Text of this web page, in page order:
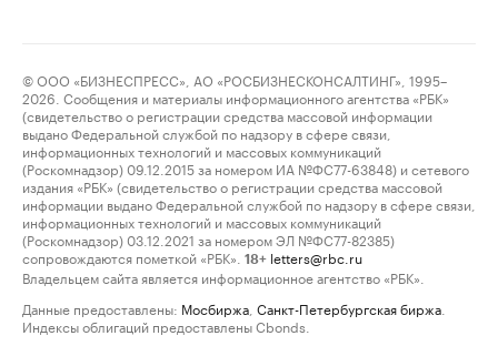
© ООО «БИЗНЕСПРЕСС», АО «РОСБИЗНЕСКОНСАЛТИНГ», 1995–
2026. Сообщения и материалы информационного агентства «РБК»
(свидетельство о регистрации средства массовой информации
выдано Федеральной службой по надзору в сфере связи,
информационных технологий и массовых коммуникаций
(Роскомнадзор) 09.12.2015 за номером ИА №ФС77-63848) и сетевого
издания «РБК» (свидетельство о регистрации средства массовой
информации выдано Федеральной службой по надзору в сфере связи,
информационных технологий и массовых коммуникаций
(Роскомнадзор) 03.12.2021 за номером ЭЛ №ФС77-82385)
сопровождаются пометкой «РБК».
18+ letters@rbc.ru
Владельцем сайта является информационное агентство «РБК».
Данные предоставлены: Мосбиржа Санкт-Петербургская биржа
Индексы облигаций предоставлены Cbonds.